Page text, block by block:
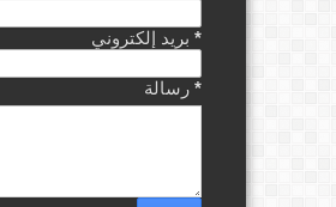
*
رسالة *